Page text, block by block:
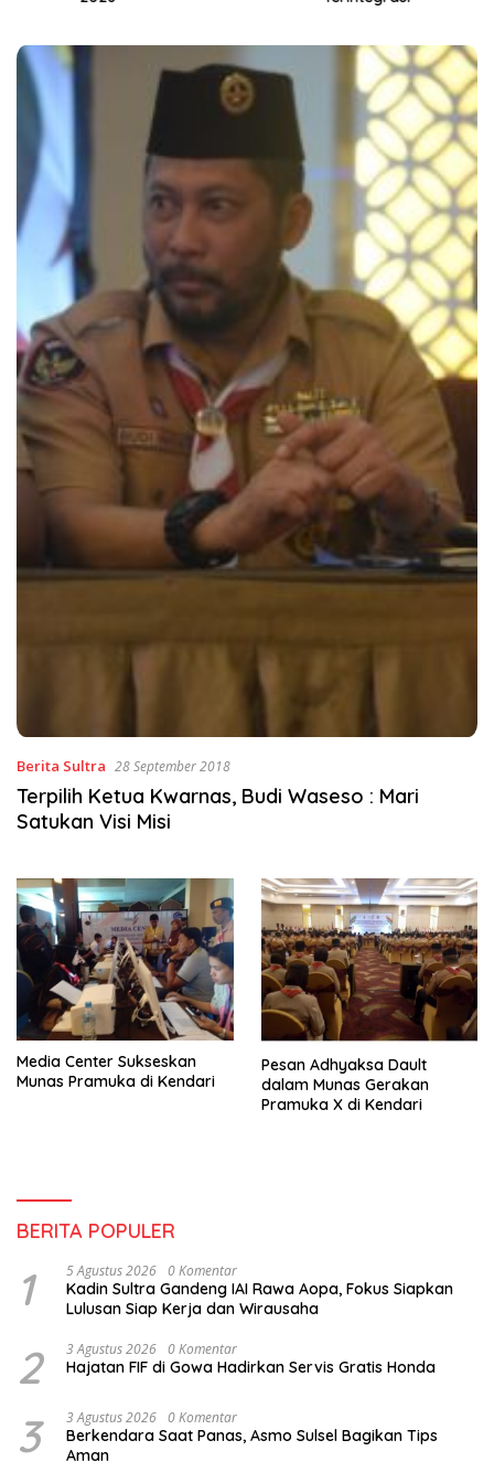
Berita Sultra 28 September 2018
Terpilih Ketua Kwarnas, Budi Waseso : Mari
Satukan Visi Misi
Media Center Sukseskan
Munas Pramuka di Kendari
Pesan Adhyaksa Dault
dalam Munas Gerakan
Pramuka X di Kendari
BERITA POPULER
1 5 Agustus 2026 0 Komentar
Kadin Sultra Gandeng IAI Rawa Aopa, Fokus Siapkan
Lulusan Siap Kerja dan Wirausaha
2 3 Agustus 2026 0 Komentar
Hajatan FIF di Gowa Hadirkan Servis Gratis Honda
3 3 Agustus 2026 0 Komentar
Berkendara Saat Panas, Asmo Sulsel Bagikan Tips
Aman